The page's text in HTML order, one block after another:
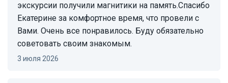
экскурсии получили магнитики на память.Спасибо
Екатерине за комфортное время, что провели с
Вами. Очень все понравилось. Буду обязательно
советовать своим знакомым.
3 июля 2026